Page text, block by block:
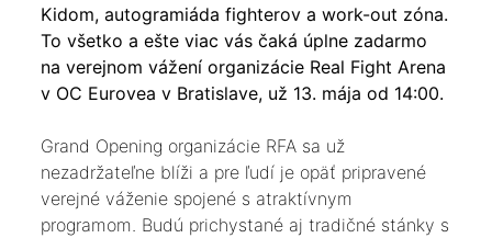
Kidom, autogramiáda fighterov a work-out zóna.
To všetko a ešte viac vás čaká úplne zadarmo
na verejnom vážení organizácie Real Fight Arena
v OC Eurovea v Bratislave, už 13. mája od 14:00.
Grand Opening organizácie RFA sa už
nezadržateľne blíži a pre ľudí je opäť pripravené
verejné váženie spojené s atraktívnym
programom. Budú prichystané aj tradičné stánky s